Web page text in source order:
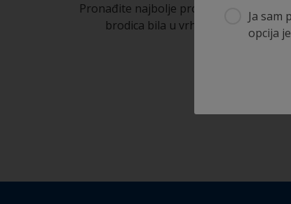
Ja sam
opcija
Pronađite najbolje proizvode kako bi
brodica bila u vrhunskom stanju